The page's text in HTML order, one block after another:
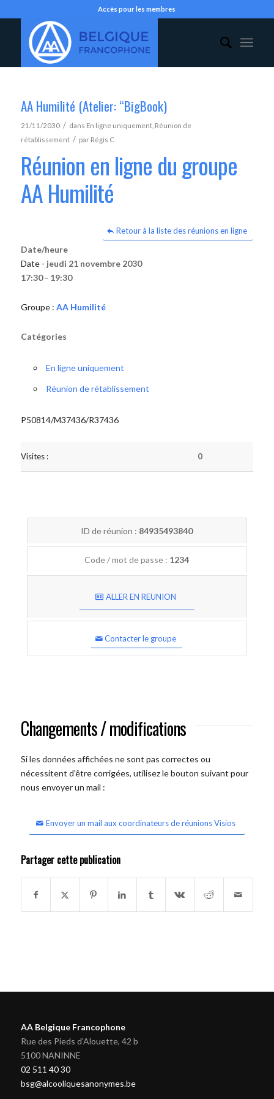
Accès pour les membres
AA Humilité (Atelier: “BigBook)
21/11/2030 / dans En ligne uniquement, Réunion de
rétablissement / par Régis C
Réunion en ligne du groupe
AA Humilité
Retour à la liste des réunions en ligne
Date/heure
Date - jeudi 21 novembre 2030
17:30 - 19:30
Groupe : AA Humilité
Catégories
En ligne uniquement
Réunion de rétablissement
P50814/M37436/R37436
Visites : 0
ID de réunion : 84935493840
Code / mot de passe : 1234
ALLER EN REUNION
Contacter le groupe
Changements / modifications
Si les données affichées ne sont pas correctes ou
nécessitent d'être corrigées, utilisez le bouton suivant pour
nous envoyer un mail :
Envoyer un mail aux coordinateurs de réunions Visios
Partager cette publication
AA Belgique Francophone
Rue des Pieds d'Alouette, 42 b
5100 NANINNE
02 511 40 30
bsg@alcooliquesanonymes.be